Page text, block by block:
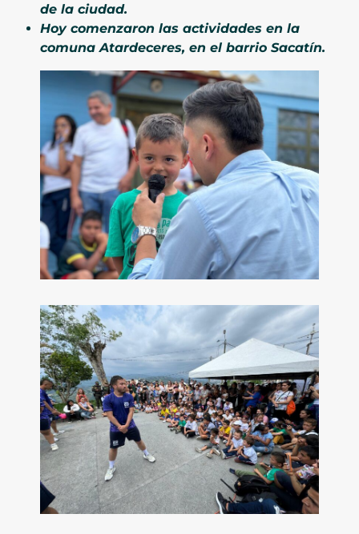
de la ciudad.
Hoy comenzaron las actividades en la
comuna Atardeceres, en el barrio Sacatín.